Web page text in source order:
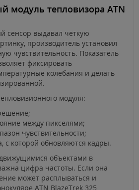
модуль тепловизора ATN
сенсор выдавал четкую
производитель установил
чувствительность. Показатель
фиксировать
колебания и делать
модуля:
между пикселями;
чувствительности;
с которой обновляются кадры.
объектами в
цифра частоты. Если она
может расплываться и
ATN BlazeTrek 325